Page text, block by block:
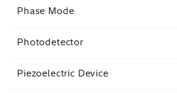
Phase Mode
Photodetector
Piezoelectric Device